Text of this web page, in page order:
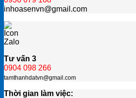
inhoasenvn@gmail.com
Tư vấn 3
0904 098 266
tamthanhdatvn@gmail.com
Thời gian làm việc: